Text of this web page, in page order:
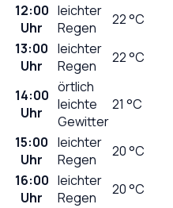
12:00
Uhr
leichter
Regen
22°C
13:00
Uhr
leichter
Regen
22°C
14:00
Uhr
örtlich
leichte
Gewitter
21 °C
15:00
Uhr
leichter
Regen
20°C
16:00
Uhr
leichter
Regen
20°C